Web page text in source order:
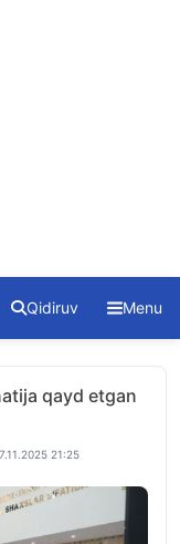
Qidiruv Menu
qayd etgan
21:25